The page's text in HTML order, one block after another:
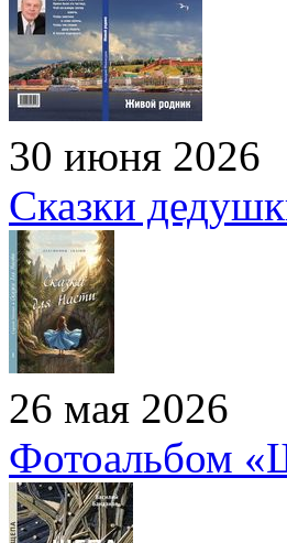
30 июня 2026
Сказки
26 мая 2026
Фотоальбом